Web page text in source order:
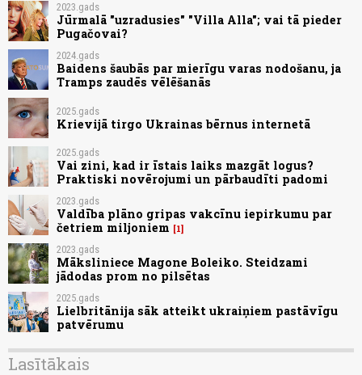
2023.gads
Jūrmalā "uzradusies" "Villa Alla"; vai tā pieder
Pugačovai?
2024.gads
Baidens šaubās par mierīgu varas nodošanu, ja
Tramps zaudēs vēlēšanās
2025.gads
Krievijā tirgo Ukrainas bērnus internetā
2025.gads
Vai zini, kad ir īstais laiks mazgāt logus?
Praktiski novērojumi un pārbaudīti padomi
2023.gads
Valdība plāno gripas vakcīnu iepirkumu par
četriem miljoniem
1
2023.gads
Māksliniece Magone Boleiko. Steidzami
jādodas prom no pilsētas
2025.gads
Lielbritānija sāk atteikt ukraiņiem pastāvīgu
patvērumu
Lasītākais